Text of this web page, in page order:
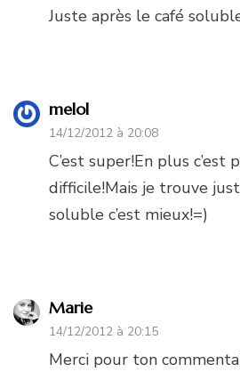
Juste après le café
melol
14/12/2012 à 20:08
C’est super!En plus c’est
difficile!Mais je trouve
soluble c’est mieux!=)
Marie
14/12/2012 à 20:15
Merci pour ton